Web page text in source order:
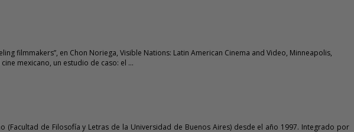
filmmakers”, en Chon Noriega, Visible Nations: Latin American Cinema and Video, Minneapolis,
mexicano, un estudio de caso: el ...
de Filosofía y Letras de la Universidad de Buenos Aires) desde el año 1997. Integrado por